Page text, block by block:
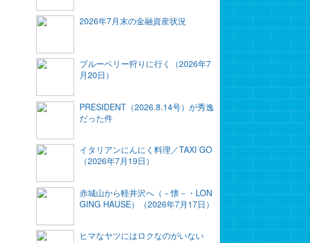
2026年7月末の金融資産状況
ブルーベリー狩りに行く（2026年7
月20日）
PRESIDENT（2026.8.14号）が秀逸
だった件
イタリアンにんにく料理／TAXI GO
（2026年7月19日）
赤城山から軽井沢へ（－懐－・LON
GING HAUSE）（2026年7月17日）
ヒマなヤツにはロクなのがいない